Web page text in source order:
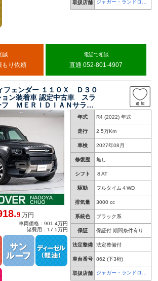
取扱店舗
ジャガー・ランドロー
談
もり依頼
電話で相談
直通 052-801-4907
フェンダー １１０Ｘ Ｄ３０
ン装着車 認定中古車 スラ
フ ＭＥＲＩＤＩＡＮサラウ
ー ２０インチホイール ア
ントロール ３Ｄサラウン
ター ヘッドアップディス
年式 R4 (2022) 年式
走行 2.5万Km
車検 2027年08月
修復歴 無し
シフト ８AT
駆動 フルタイム４WD
排気量 3000 cc
系統色 ブラック系
保証 保証付 期間条件有り
法定整備 法定整備付
車台番号 862 (下3桁)
取扱店舗
ジャガー・ランドロー
9 万円
車両価格：901.4万円
諸費用：17.5万円